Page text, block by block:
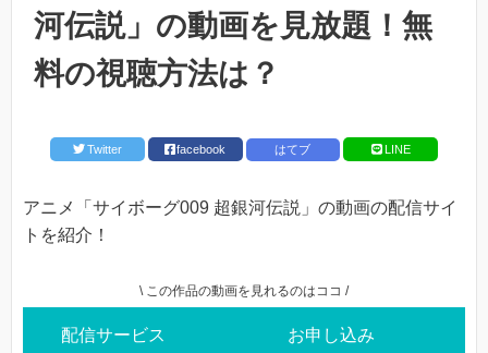
河伝説」の動画を見放題！無
料の視聴方法は？
Twitter facebook はてブ LINE
アニメ「サイボーグ009 超銀河伝説」の動画の配信サイ
トを紹介！
\ この作品の動画を見れるのはココ /
配信サービス お申し込み